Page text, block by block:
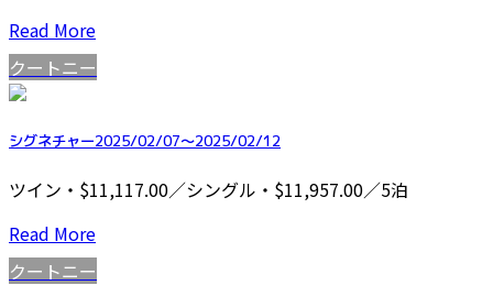
Read More
クートニー
シグネチャー2025/02/07～2025/02/12
ツイン・$11,117.00／シングル・$11,957.00／5泊
Read More
クートニー